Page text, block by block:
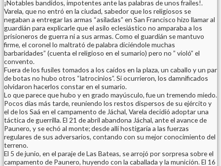
¡Notables bandidos, impotentes ante las palabras de unos frailes!.
Varela, que no entró en la ciudad, sabedor que los religiosos se
negaban a entregar las armas “asiladas” en San Francisco hizo llamar al
guardián para explicarle que el asilo eclesiástico no amparaba a los
prisioneros de guerra ni a sus armas. Como el guardián se mantuvo
firme, el coronel lo maltrató de palabra diciéndole muchas
barbaridades” (cuenta el religioso en el sumario) pero no ” violó” el
convento.
Fuera de los fusiles tomados a los caídos en la plaza, un caballo y un par
de botas no hubo otros “latrocinios”. Si ocurrieron, los damnificados
olvidaron hacerlos constar en el sumario.
Lo que parece que hubo y en grado mayúsculo, fue un tremendo miedo.
Pocos días más tarde, reuniendo los restos dispersos de su ejército y
el de los Saá en el campamento de Jáchal, Varela decidió adoptar una
táctica de guerrilla. El 21 de abril abandona Jáchal, ante el avance de
Paunero, y se echó al monte; desde allí hostigaría a las fuerzas
regulares de sus adversarios, contando con su mejor conocimiento del
terreno.
El 5 de junio, en el paraje de Las Bateas, se arrojó por sorpresa sobre el
campamento de Paunero, huyendo con la caballada y la munición. El 16